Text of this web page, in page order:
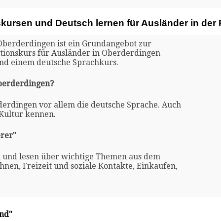
und Deutsch lernen für Ausländer in der
ist ein Grundangebot zur
für Ausländer in Oberderdingen
einem deutsche Sprachkurs.
vor allem die deutsche Sprache. Auch
kennen.
lesen über wichtige Themen aus dem
Freizeit und soziale Kontakte, Einkaufen,